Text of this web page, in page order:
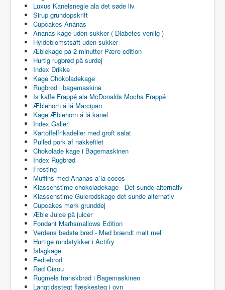
Luxus Kanelsnegle ala det søde liv
Sirup grundopskrift
Cupcakes Ananas
Ananas kage uden sukker ( Diabetes venlig )
Hyldeblomstsaft uden sukker
Æblekage på 2 minutter Pære edition
Hurtig rugbrød på surdej
Index Drikke
Kage Chokoladekage
Rugbrød i bagemaskine
Is kaffe Frappé ala McDonalds Mocha Frappé
Æblehorn á lá Marcipan
Kage Æblehorn á lá kanel
Index Galleri
Kartoffelfrikadeller med groft salat
Pulled pork af nakkefilet
Chokolade kage i Bagemaskinen
Index Rugbrød
Frosting
Muffins med Ananas a´la cocos
Klassenstime chokoladekage - Det sunde alternativ
Klassenstime Gulerodskage det sunde alternativ
Cupcakes mørk grunddej
Æble Juice på juicer
Fondant Marhsmallows Edition
Verdens bedste brød - Med brændt malt mel
Hurtige rundstykker i Actifry
Islagkage
Fedtebrød
Rød Gisou
Rugmels franskbrød i Bagemaskinen
Langtidsstegt flæskesteg i ovn